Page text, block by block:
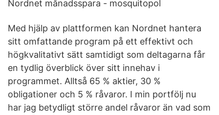
Nordnet månadsspara - mosquitopol
Med hjälp av plattformen kan Nordnet hantera
sitt omfattande program på ett effektivt och
högkvalitativt sätt samtidigt som deltagarna får
en tydlig överblick över sitt innehav i
programmet. Alltså 65 % aktier, 30 %
obligationer och 5 % råvaror. I min portfölj nu
har jag betydligt större andel råvaror än vad som